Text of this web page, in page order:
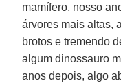
mamífero, nosso
árvores mais altas,
brotos e tremendo
algum dinossauro
anos depois, algo